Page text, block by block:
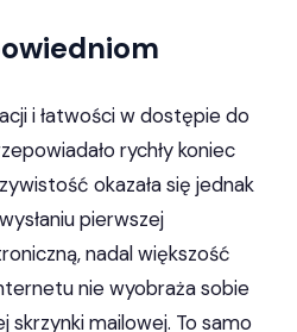
i łatwości w dostępie do
rychły koniec
okazała się jednak
pierwszej
nadal większość
nie wyobraża sobie
skrzynki mailowej. To samo